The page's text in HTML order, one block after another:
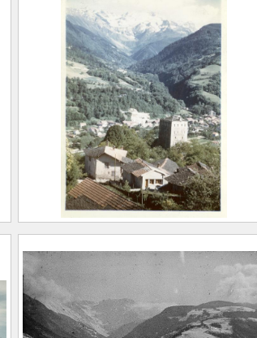
et le Gleyzin
FEUGIER, Albert Marius
(Saint-Marcellin, 1893 –
Allevard, 1962)
CE2020.1.82
Vue d’Allevard depuis
Bramefarine. La Tour du Treuil
et le Gleyzin
FEUGIER, Albert Marius
(Saint-Marcellin, 1893 –